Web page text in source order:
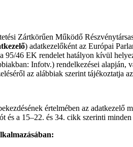
Zártkörűen Működő
) adatkezelőként az Európai
95/46 EK rendelet hatályon kívül
Infotv.) rendelkezései alapján,
az alábbiak szerint tájékoztatja
értelmében az adatkezelő
és a 15–22. és 34. cikk szerinti